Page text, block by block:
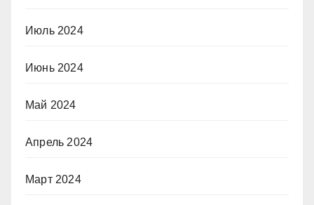
Июль 2024
Июнь 2024
Май 2024
Апрель 2024
Март 2024